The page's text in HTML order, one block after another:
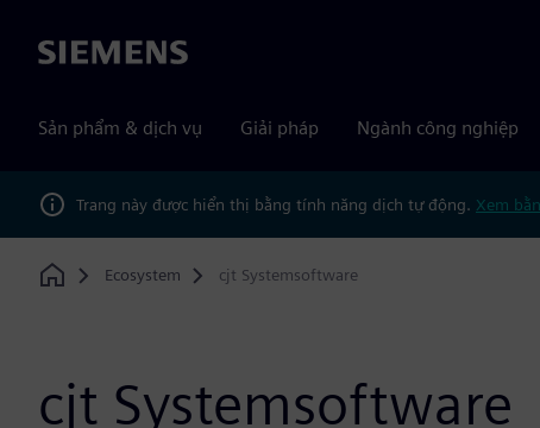
Siemens
Sản phẩm & dịch vụ Giải pháp Ngành công nghiệp
Trang này được hiển thị bằng tính năng dịch tự động. Xem
Home
Ecosystem cjt Systemsoftware
cjt Systemsoftware